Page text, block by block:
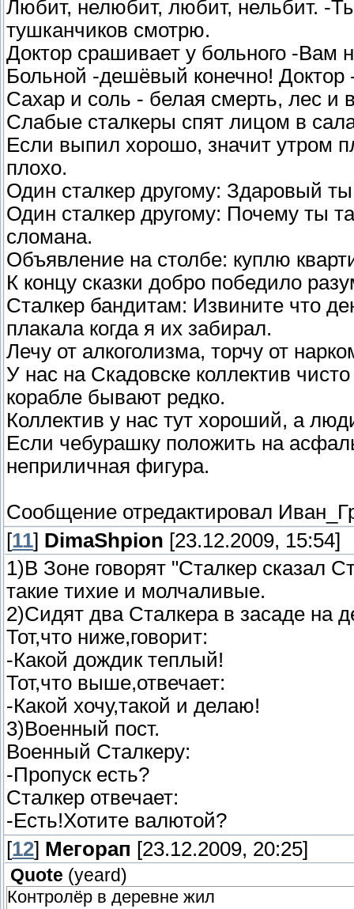
Любит, нелюбит, любит, нельбит. -
тушканчиков смотрю.
Доктор срашивает у больного -Вам
Больной -дешёвый конечно!
Сахар и соль - белая смерть, лес и
Слабые сталкеры спят лицом в
Если выпил хорошо, значит утром
плохо.
Один сталкер другому: Здаровый
Один сталкер другому: Почему ты
сломана.
Объявление на столбе: куплю
К концу сказки добро победило
Сталкер бандитам: Извините что
плакала когда я их забирал.
Лечу от алкоголизма, торчу от
У нас на Скадовске коллектив
корабле бывают редко.
Коллектив у нас тут хороший, а
Если чебурашку положить на
неприличная фигура.
Сообщение отредактировал
[11] DimaShpion [23.12.2009, 15:54]
1)В Зоне говорят "Сталкер сказал
такие тихие и молчаливые.
2)Сидят два Сталкера в засаде на
Тот,что ниже,говорит:
-Какой дождик теплый!
Тот,что выше,отвечает:
-Какой хочу,такой и делаю!
3)Военный пост.
Военный Сталкеру:
-Пропуск есть?
Сталкер отвечает:
-Есть!Хотите валютой?
[12] Мегорап [23.12.2009, 20:25]
Quote (yeard)
Контролёр в деревне жил